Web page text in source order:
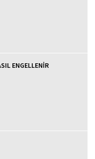
ENGELLENİR